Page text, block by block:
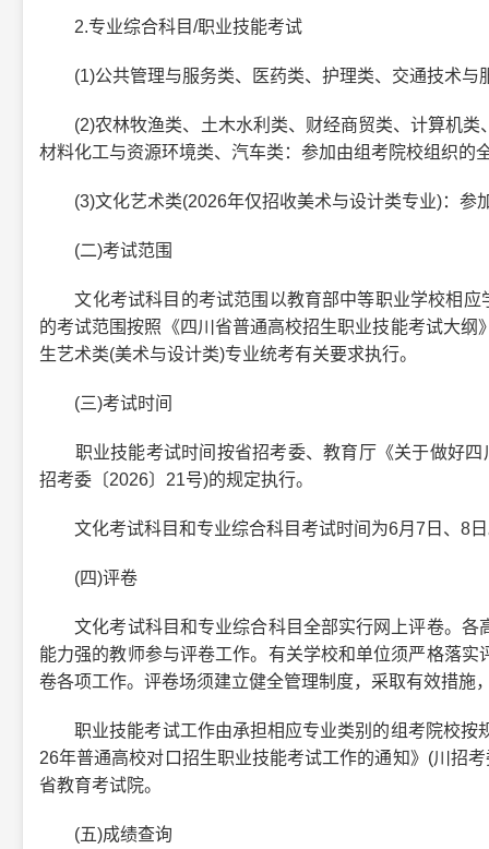
2.专业综合科目/职业技能考试
(1)公共管理与服务类、医药类、护理类、交通技术与
(2)农林牧渔类、土木水利类、财经商贸类、计算机类
材料化工与资源环境类、汽车类：参加由组考院校组织的
(3)文化艺术类(2026年仅招收美术与设计类专业)：参
(二)考试范围
文化考试科目的考试范围以教育部中等职业学校相应
的考试范围按照《四川省普通高校招生职业技能考试大
生艺术类(美术与设计类)专业统考有关要求执行。
(三)考试时间
职业技能考试时间按省招考委、教育厅《关于做好四
招考委〔2026〕21号)的规定执行。
文化考试科目和专业综合科目考试时间为6月7日、8日
(四)评卷
文化考试科目和专业综合科目全部实行网上评卷。各
能力强的教师参与评卷工作。有关学校和单位须严格落
卷各项工作。评卷场须建立健全管理制度，采取有效措施
职业技能考试工作由承担相应专业类别的组考院校按
26年普通高校对口招生职业技能考试工作的通知》(川招
省教育考试院。
(五)成绩查询